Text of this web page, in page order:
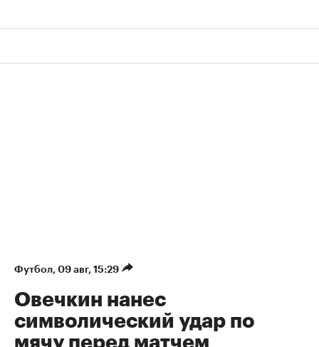
Футбол⁠, 09 авг, 15:29
Овечкин нанес
символический удар по
мячу перед матчем